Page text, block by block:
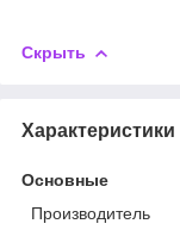
Скрыть
Характеристики
Основные
Производитель